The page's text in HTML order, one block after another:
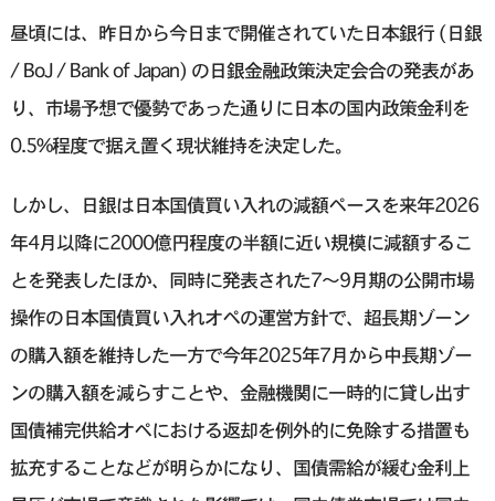
昼頃には、昨日から今日まで開催されていた日本銀行 (日銀
/ BoJ / Bank of Japan) の日銀金融政策決定会合の発表があ
り、市場予想で優勢であった通りに日本の国内政策金利を
0.5%程度で据え置く現状維持を決定した。
しかし、日銀は日本国債買い入れの減額ペースを来年2026
年4月以降に2000億円程度の半額に近い規模に減額するこ
とを発表したほか、同時に発表された7〜9月期の公開市場
操作の日本国債買い入れオペの運営方針で、超長期ゾーン
の購入額を維持した一方で今年2025年7月から中長期ゾー
ンの購入額を減らすことや、金融機関に一時的に貸し出す
国債補完供給オペにおける返却を例外的に免除する措置も
拡充することなどが明らかになり、国債需給が緩む金利上